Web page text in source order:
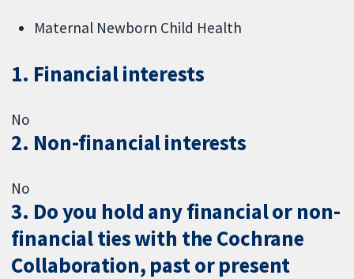
Maternal Newborn Child Health
1. Financial interests
No
2. Non-financial interests
No
3. Do you hold any financial or non-
financial ties with the Cochrane
Collaboration, past or present